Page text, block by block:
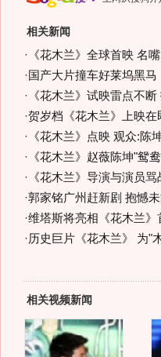
相关新闻
· 《花木兰》全球首映 名
· 国产大片撞车好莱坞黑
· 《花木兰》试映雷点不
·贺岁档《花木兰》上映
· 《花木兰》点映 观众:陈
· 《花木兰》赵薇陈坤"鸳
· 《花木兰》导演与演员
·郭家铭广州赶新剧 抱憾
·维塔斯将亮相《花木兰
·历史巨片《花木兰》 为"
相关视频新闻